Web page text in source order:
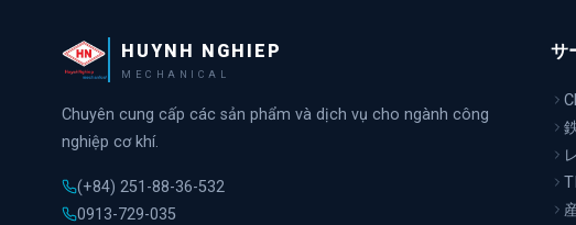
HUYNH NGHIEP
MECHANICAL
Chuyên cung cấp các sản phẩm và dịch vụ cho ngành công
nghiệp cơ khí.
(+84) 251-88-36-532
0913-729-035
サ